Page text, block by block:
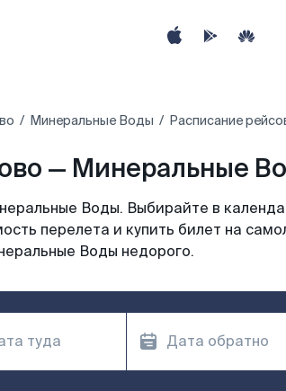
Минеральные Воды Расписание
— Минеральные
Воды. Выбирайте в
перелета и купить билет на
Воды недорого.